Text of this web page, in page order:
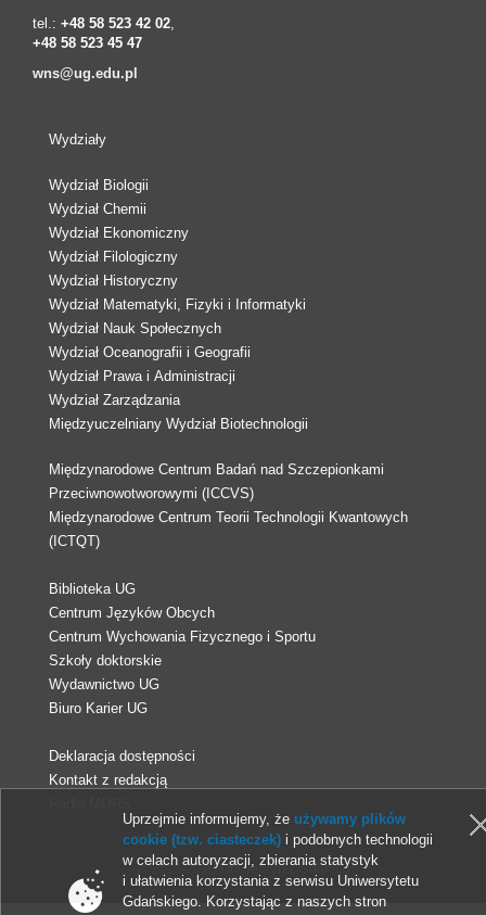
tel.: +48 58 523 42 02,
+48 58 523 45 47
wns@ug.edu.pl
Wydziały
Wydział Biologii
Wydział Chemii
Wydział Ekonomiczny
Wydział Filologiczny
Wydział Historyczny
Wydział Matematyki, Fizyki i Informatyki
Wydział Nauk Społecznych
Wydział Oceanografii i Geografii
Wydział Prawa i Administracji
Wydział Zarządzania
Międzyuczelniany Wydział Biotechnologii
Międzynarodowe Centrum Badań nad Szczepionkami
Przeciwnowotworowymi (ICCVS)
Międzynarodowe Centrum Teorii Technologii Kwantowych
(ICTQT)
Biblioteka UG
Centrum Języków Obcych
Centrum Wychowania Fizycznego i Sportu
Szkoły doktorskie
Wydawnictwo UG
Biuro Karier UG
Deklaracja dostępności
Kontakt z redakcją
© 2013-2026 Uniwersytet Gdański
Uprzejmie informujemy, że używamy plików
cookie (tzw. ciasteczek) i podobnych technologii
w celach autoryzacji, zbierania statystyk
i ułatwienia korzystania z serwisu Uniwersytetu
Gdańskiego. Korzystając z naszych stron